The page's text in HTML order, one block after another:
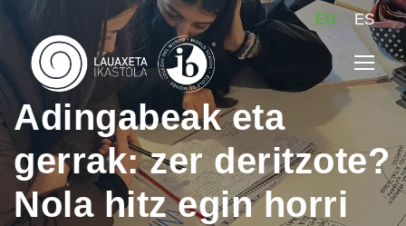
EU ES
Adingabeak eta
gerrak: zer deritzote?
Nola hitz egin horri